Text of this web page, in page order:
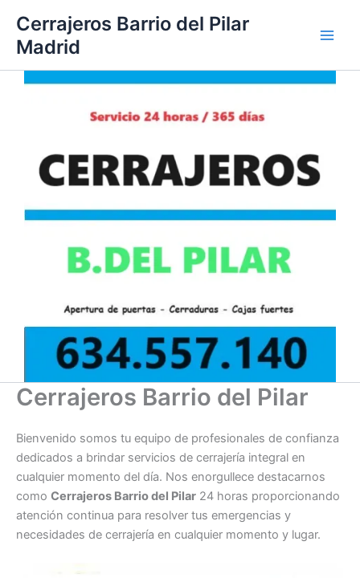
contenido
Cerrajeros Barrio del Pilar
Madrid
Cerrajeros Barrio del Pilar
Bienvenido somos tu equipo de profesionales de confianza
dedicados a brindar servicios de cerrajería integral en
cualquier momento del día. Nos enorgullece destacarnos
como Cerrajeros Barrio del Pilar 24 horas proporcionando
atención continua para resolver tus emergencias y
necesidades de cerrajería en cualquier momento y lugar.